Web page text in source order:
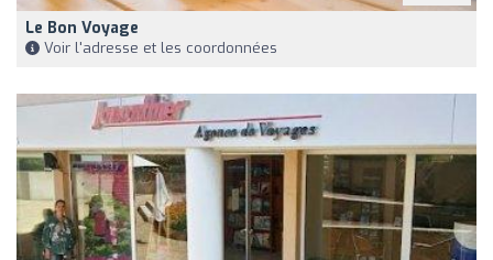
Le Bon Voyage
Voir l'adresse et les coordonnées